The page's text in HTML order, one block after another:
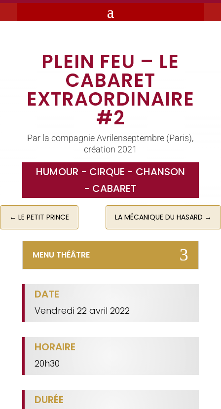
PLEIN FEU – LE
CABARET
EXTRAORDINAIRE
#2
Par la compagnie Avrilenseptembre (Paris),
création 2021
HUMOUR - CIRQUE - CHANSON
- CABARET
←LE PETIT PRINCE LA MÉCANIQUE DU HASARD →
MENU THÉÂTRE
DATE
Vendredi 22 avril 2022
HORAIRE
20h30
DURÉE